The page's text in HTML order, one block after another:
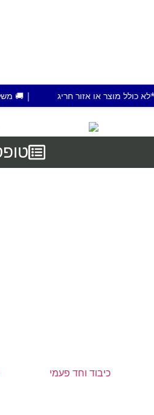
| 🚚 משלוח מהיר
כיבוד וחד פעמי